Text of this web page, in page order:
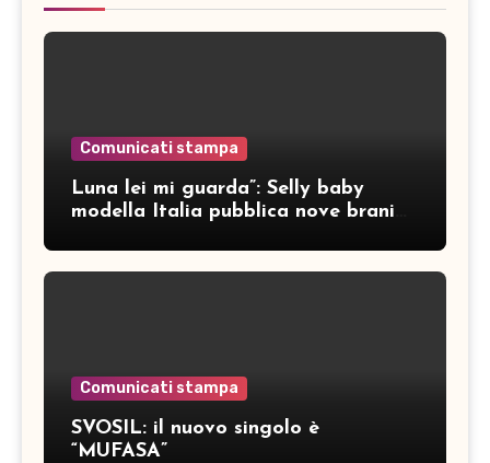
Comunicati stampa
Luna lei mi guarda”: Selly baby
modella Italia pubblica nove brani
Comunicati stampa
SVOSIL: il nuovo singolo è
“MUFASA”